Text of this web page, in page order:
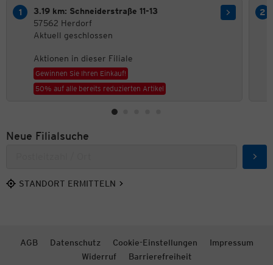
3.19 km: Schneiderstraße 11-13
57562 Herdorf
Aktuell geschlossen
Aktionen in dieser Filiale
Gewinnen Sie Ihren Einkauf!
50% auf alle bereits reduzierten Artikel
Neue Filialsuche
STANDORT ERMITTELN
AGB Datenschutz Cookie-Einstellungen
Impressum
Widerruf
Barrierefreiheit